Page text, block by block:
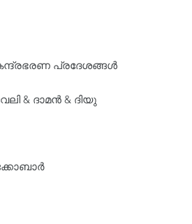
പ്രദേശങ്ങള്‍
& ദാമന്‍ & ദിയു